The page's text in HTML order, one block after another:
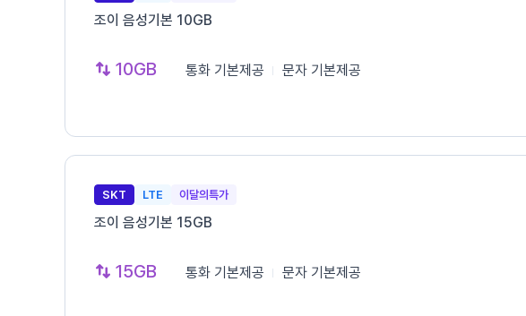
조이 음성기본 10GB
10GB 통화 기본제공 문자 기본제공
SKT LTE 이달의특가
조이 음성기본 15GB
15GB 통화 기본제공 문자 기본제공